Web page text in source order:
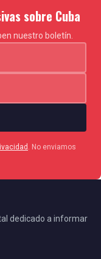
sobre Cuba
nuestro boletín.
. No enviamos
dedicado a informar